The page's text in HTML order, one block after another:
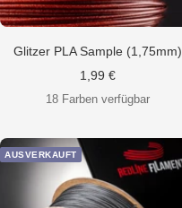
Glitzer PLA Sample (1,75mm)
Angebotspreis
1,99 €
18 Farben verfügbar
AUSVERKAUFT